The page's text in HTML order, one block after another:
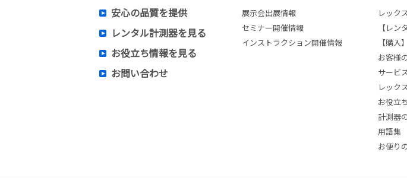
安心の品質を提供
レンタル計測器を見る
お役立ち情報を見る
お問い合わせ
展示会出展情報
セミナー開催情報
インストラクション開催情報
レック
【レン
【購入
お客様
サービ
レック
お役立
計測器
用語集
お便り